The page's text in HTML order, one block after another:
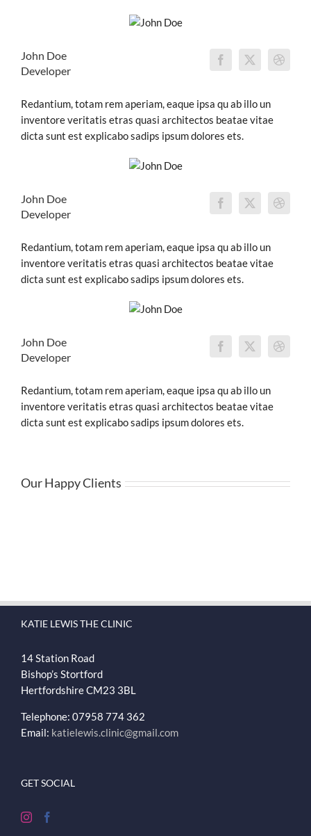
John Doe
Developer
Redantium, totam rem aperiam, eaque ipsa qu ab illo un
inventore veritatis etras quasi architectos beatae vitae
dicta sunt est explicabo sadips ipsum dolores ets.
John Doe
Developer
Redantium, totam rem aperiam, eaque ipsa qu ab illo un
inventore veritatis etras quasi architectos beatae vitae
dicta sunt est explicabo sadips ipsum dolores ets.
John Doe
Developer
Redantium, totam rem aperiam, eaque ipsa qu ab illo un
inventore veritatis etras quasi architectos beatae vitae
dicta sunt est explicabo sadips ipsum dolores ets.
Our Happy Clients
KATIE LEWIS THE CLINIC
14 Station Road
Bishop’s Stortford
HertfordshireCM23 3BL
Telephone: 07958 774 362
Email: katielewis.clinic@gmail.com
GET SOCIAL